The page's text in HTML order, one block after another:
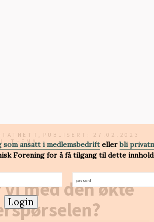
som ansatt i medlemsbedriftellerbli
Forening for å få tilgang til dette
passord
Login
THEMA
PUBLISERT: 27.02.2023
med den økte